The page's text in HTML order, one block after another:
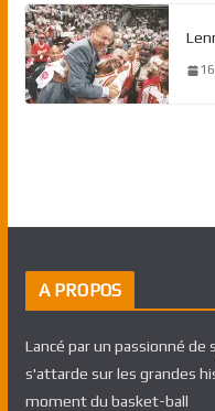
A PROPOS
Lancé par un passionné de
s'attarde sur les grandes
moment du basket-ball